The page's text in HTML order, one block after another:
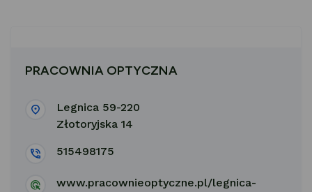
PRACOWNIA OPTYCZNA
Legnica 59-220
Złotoryjska 14
515498175
www.pracownieoptyczne.pl/legnica-